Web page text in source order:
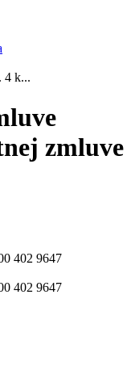
4 k...
zmluve
402 9647
402 9647